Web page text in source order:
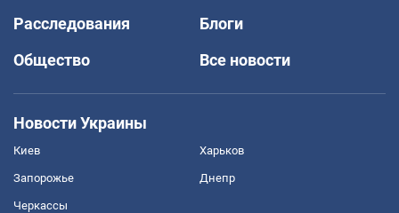
Расследования
Блоги
Общество
Все новости
Новости Украины
Киев Харьков
Запорожье Днепр
Черкассы